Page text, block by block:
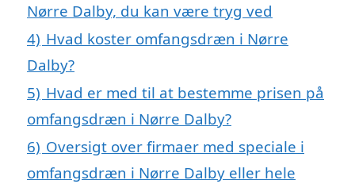
Nørre Dalby, du kan være tryg ved
4) Hvad koster omfangsdræn i Nørre
Dalby?
5) Hvad er med til at bestemme prisen på
omfangsdræn i Nørre Dalby?
6) Oversigt over firmaer med speciale i
omfangsdræn i Nørre Dalby eller hele